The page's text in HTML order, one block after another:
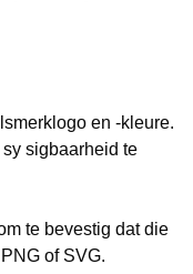
en -kleure.
sigbaarheid te
te bevestig dat die
of SVG.